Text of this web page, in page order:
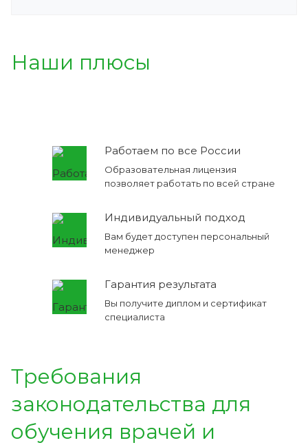
Наши плюсы
Работаем по все России
Образовательная лицензия
позволяет работать по всей стране
Индивидуальный подход
Вам будет доступен персональный
менеджер
Гарантия результата
Вы получите диплом и сертификат
специалиста
Требования
законодательства для
обучения врачей и